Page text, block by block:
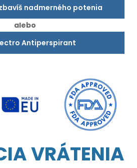
nadmerného potenia
alebo
Antiperspirant
VRÁTENIA